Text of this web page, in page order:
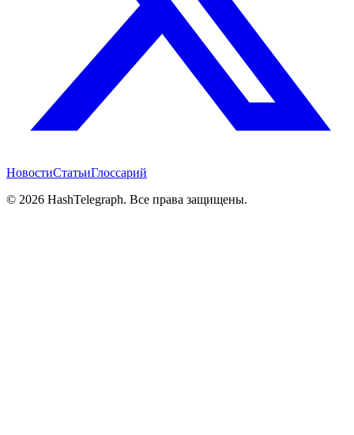
НовостиСтатьиГлоссарий
© 2026 HashTelegraph. Все права защищены.